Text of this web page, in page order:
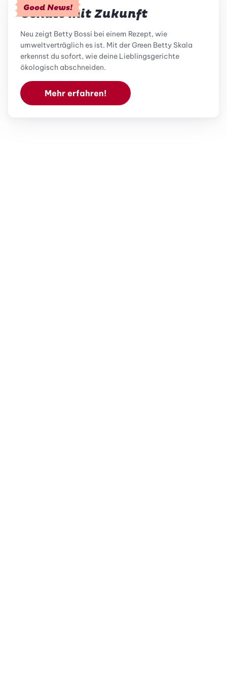
Good News!
Genuss mit Zukunft
Neu zeigt Betty Bossi bei einem Rezept, wie
umweltverträglich es ist. Mit der Green Betty Skala
erkennst du sofort, wie deine Lieblingsgerichte
ökologisch abschneiden.
Mehr erfahren!